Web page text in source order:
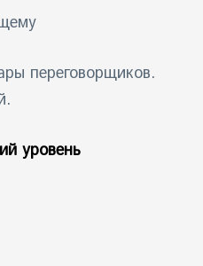
переговорщиков.
уровень